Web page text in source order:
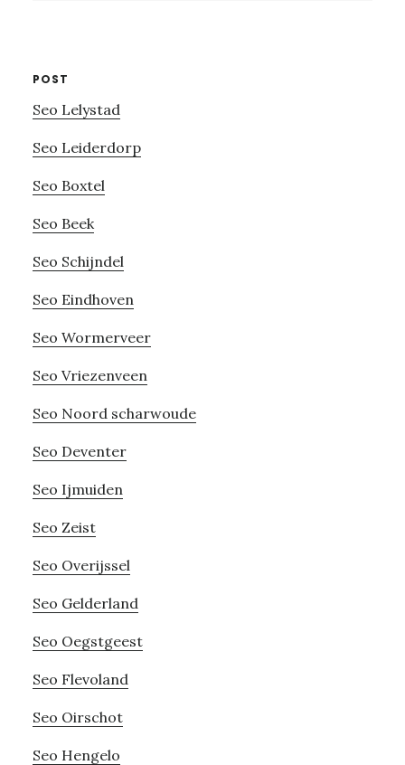
POST
Seo Lelystad
Seo Leiderdorp
Seo Boxtel
Seo Beek
Seo Schijndel
Seo Eindhoven
Seo Wormerveer
Seo Vriezenveen
Seo Noord scharwoude
Seo Deventer
Seo Ijmuiden
Seo Zeist
Seo Overijssel
Seo Gelderland
Seo Oegstgeest
Seo Flevoland
Seo Oirschot
Seo Hengelo